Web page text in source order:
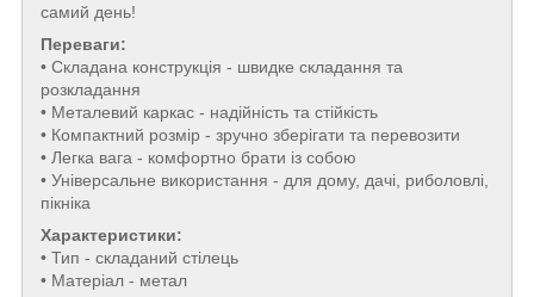
самий день!
Переваги:
• Складана конструкція - швидке складання та
розкладання
• Металевий каркас - надійність та стійкість
• Компактний розмір - зручно зберігати та перевозити
• Легка вага - комфортно брати із собою
• Універсальне використання - для дому, дачі, риболовлі,
пікніка
Характеристики:
• Тип - складаний стілець
• Матеріал - метал